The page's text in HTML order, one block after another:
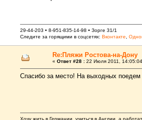
29-44-203 • 8-951-835-14-98 • Зорге 31/1
Следите за горящими в соцсетях: Вконтакте
Re:Пляжи Ростова-на-Дону
« Ответ #28 : 22 Июля 2011,
Спасибо за место! На выходных поедем
Хочу жить в Германии, учиться в Англии, а